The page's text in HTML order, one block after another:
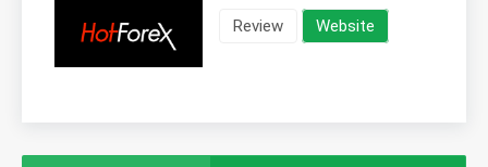
Review Website